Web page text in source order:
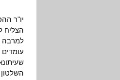
הצליח
למרבה
השלטון